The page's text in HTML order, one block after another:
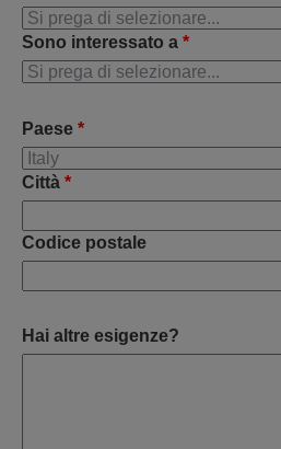
Sono interessato a *
Paese *
Città *
Codice postale
Hai altre esigenze?